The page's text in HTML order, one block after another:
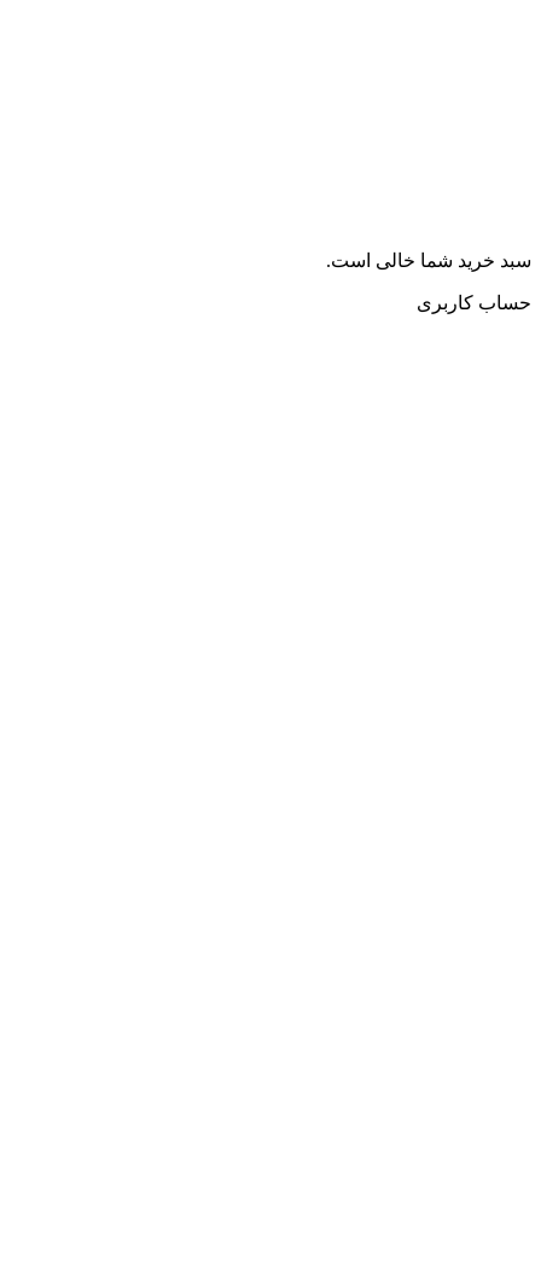
سبد خرید شما خالی است.
حساب کاربری